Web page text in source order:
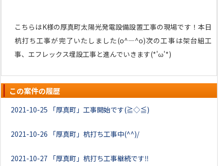
こちらはK様の厚真町太陽光発電設備設置工事の現場です！本日
杭打ち工事が完了いたしました(o^―^o)次の工事は架台組工
事、エフレックス埋設工事と進んでいきます(*'ω'*)
この案件の履歴
2021-10-25 「厚真町」工事開始です(≧◇≦)
2021-10-26 「厚真町」杭打ち工事中(^^)/
2021-10-27 「厚真町」杭打ち工事継続です‼